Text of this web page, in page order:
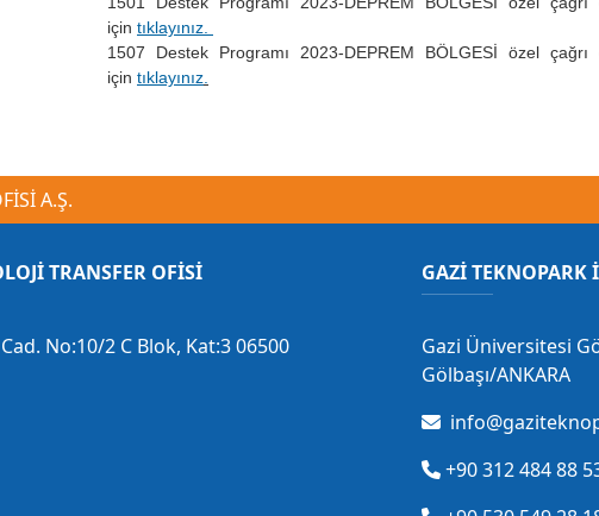
için tıklayınız.
1507 Destek Programı 2023-DEPREM BÖLGESİ özel çağrı
için tıklayınız
A.Ş.
TRANSFER OFİSİ
No:10/2 C Blok, Kat:3 06500
GAZİ TEKNOPARK
Gazi Üniversitesi
Gölbaşı/ANKARA
+90 312 484 88